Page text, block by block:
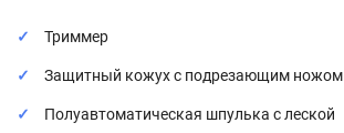
Триммер
Защитный кожух с подрезающим ножом
Полуавтоматическая шпулька с леской